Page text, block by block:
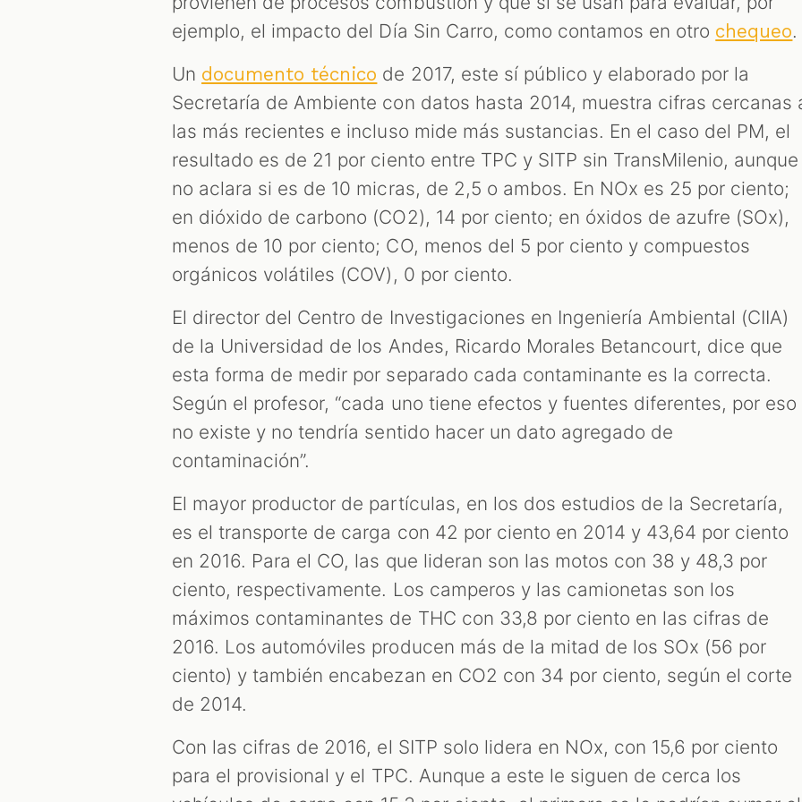
ejemplo, el impacto del Día Sin Carro, como contamos en otro chequeo.
Un documento técnico de 2017, este sí público y elaborado por la
Secretaría de Ambiente con datos hasta 2014, muestra cifras cercanas
las más recientes e incluso mide más sustancias. En el caso del PM, el
resultado es de 21 por ciento entre TPC y SITP sin TransMilenio, aunque
no aclara si es de 10 micras, de 2,5 o ambos. En NOx es 25 por ciento;
en dióxido de carbono (CO2), 14 por ciento; en óxidos de azufre (SOx),
menos de 10 por ciento; CO, menos del 5 por ciento y compuestos
orgánicos volátiles (COV), 0 por ciento.
El director del Centro de Investigaciones en Ingeniería Ambiental (CIIA)
de la Universidad de los Andes, Ricardo Morales Betancourt, dice que
esta forma de medir por separado cada contaminante es la correcta.
Según el profesor, “cada uno tiene efectos y fuentes diferentes, por eso
no existe y no tendría sentido hacer un dato agregado de
contaminación”.
El mayor productor de partículas, en los dos estudios de la Secretaría,
es el transporte de carga con 42 por ciento en 2014 y 43,64 por ciento
en 2016. Para el CO, las que lideran son las motos con 38 y 48,3 por
ciento, respectivamente. Los camperos y las camionetas son los
máximos contaminantes de THC con 33,8 por ciento en las cifras de
2016. Los automóviles producen más de la mitad de los SOx (56 por
ciento) y también encabezan en CO2 con 34 por ciento, según el corte
de 2014.
Con las cifras de 2016, el SITP solo lidera en NOx, con 15,6 por ciento
para el provisional y el TPC. Aunque a este le siguen de cerca los